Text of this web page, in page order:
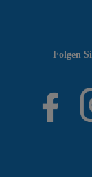
Folgen